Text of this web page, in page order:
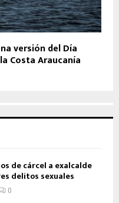
versión del Día
Costa Araucanía
de cárcel a exalcalde
delitos sexuales
0